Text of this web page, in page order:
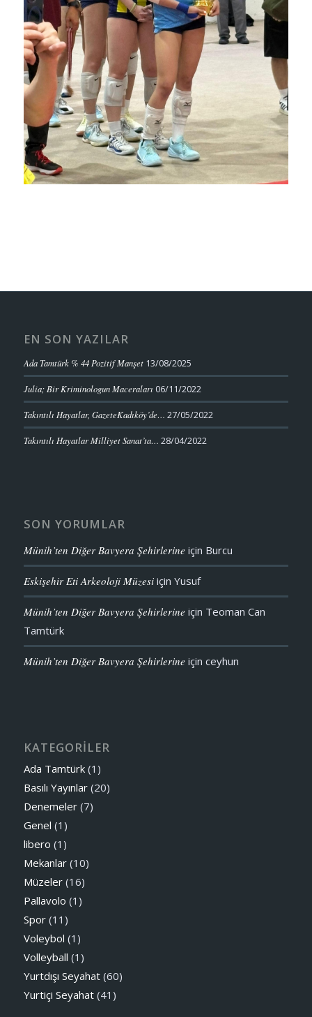
EN SON YAZILAR
Ada Tamtürk % 44 Pozitif Manşet 13/08/2025
Julia; Bir Kriminologun Maceraları 06/11/2022
Takıntılı Hayatlar, GazeteKadıköy’de… 27/05/2022
Takıntılı Hayatlar Milliyet Sanat’ta… 28/04/2022
SON YORUMLAR
Münih’ten Diğer Bavyera Şehirlerine için Burcu
Eskişehir Eti Arkeoloji Müzesiiçin Yusuf
Münih’ten Diğer Bavyera Şehirlerine için Teoman Can
Tamtürk
Münih’ten Diğer Bavyera Şehirlerine için ceyhun
KATEGORİLER
Ada Tamtürk(1)
Basılı Yayınlar(20)
Denemeler(7)
Genel (1)
libero (1)
Mekanlar(10)
Müzeler(16)
Pallavolo (1)
Spor(11)
Voleybol (1)
Volleyball (1)
Yurtdışı Seyahat(60)
Yurtiçi Seyahat(41)